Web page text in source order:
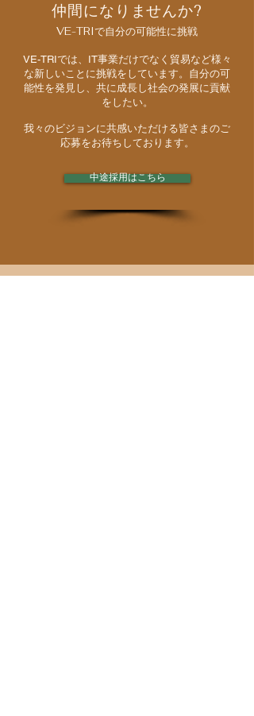
仲間になりませんか?
VE-TRIで自分の可能性に挑戦
VE-TRIでは、IT事業だけでなく貿易など様々
な新しいことに挑戦をしています。自分の可
能性を発見し、共に成長し社会の発展に貢献
をしたい。
我々のビジョンに共感いただける皆さまのご
応募をお待ちしております。
中途採用はこちら